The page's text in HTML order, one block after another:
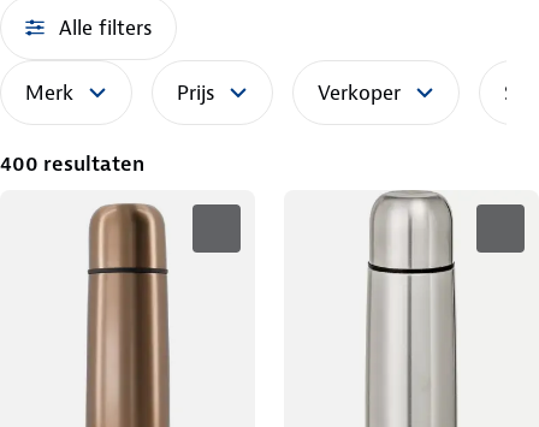
Alle filters
Merk Prijs Verkoper
400 resultaten